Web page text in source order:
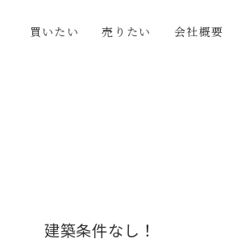
買いたい 売りたい 会社概要
建築条件なし！